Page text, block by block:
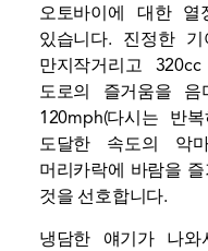
오토바이에 대한
있습니다. 진정한
만지작거리고
도로의 즐거움을 음
120mph(다시는 반
도달한 속도의 악
머리카락에 바람을
것을 선호합니다.
냉담한 얘기가 나